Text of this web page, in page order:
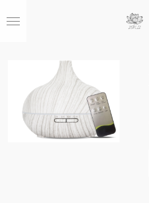
direct
hoofdinhoud